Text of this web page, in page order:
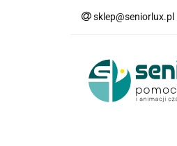
sklep@seniorlux.pl